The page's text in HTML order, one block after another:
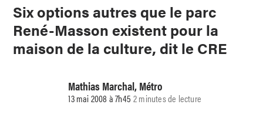
Six options autres que le parc
René-Masson existent pour la
maison de la culture, dit le CRE
Mathias Marchal, Métro
13 mai 2008 à 7h45 2 minutes de lecture